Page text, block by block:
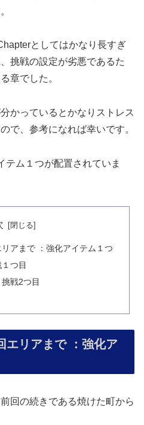
としてはかなり長すぎ
挑戦の設定が劣悪であるた
章でした。
かっているとかなりストレス
で、参考になれば幸いです。
テム１つが配置されていま
アまで ：強化アイテム１つ
つ目
戦2つ目
エリアまで ：強化ア
回の続きである焼けた町から